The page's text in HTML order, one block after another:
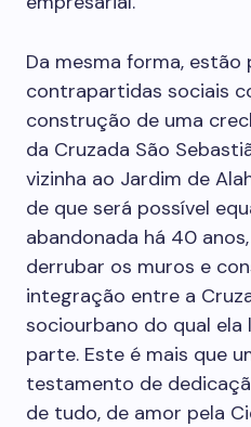
Da mesma forma, estão
contrapartidas sociais
construção de uma
da Cruzada São
vizinha ao Jardim de
de que será possível
abandonada há 40
derrubar os muros e
integração entre a
sociourbano do qual
parte. Este é mais que
testamento de
de tudo, de amor pela